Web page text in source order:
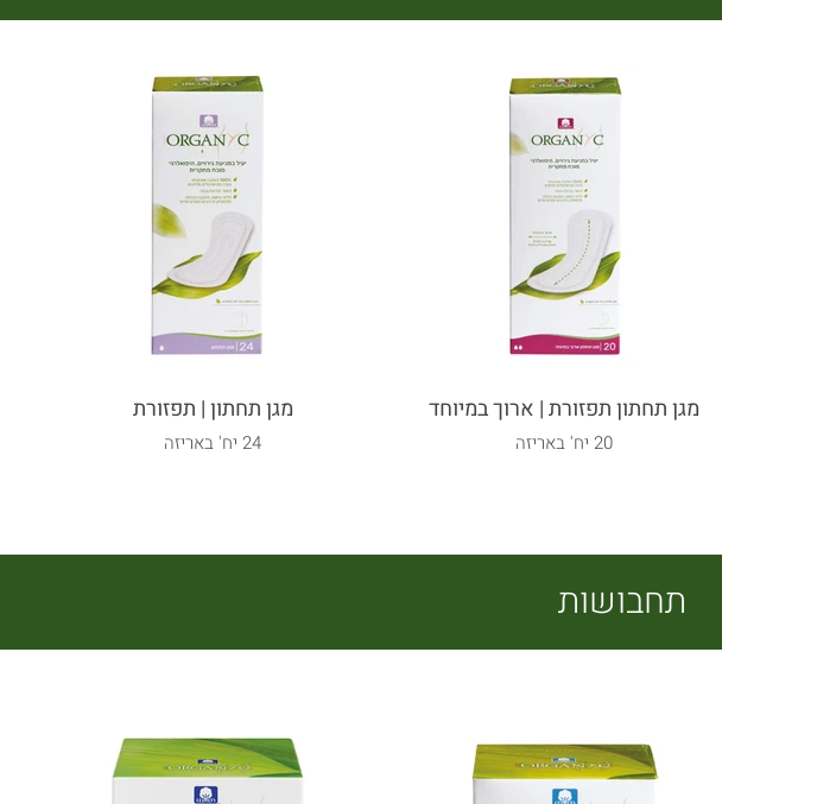
מגן תחתון תפזורת | ארוך במיוחד
20 יח' באריזה
מגן תחתון | תפזורת
24 יח' באריזה
תחבושות